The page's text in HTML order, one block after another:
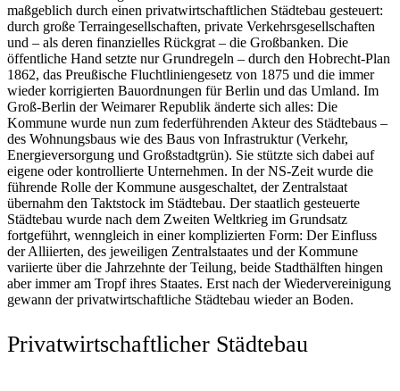
maßgeblich durch einen privatwirtschaftlichen Städtebau gesteuert:
durch große Terraingesellschaften, private Verkehrsgesellschaften
und – als deren finanzielles Rückgrat – die Großbanken. Die
öffentliche Hand setzte nur Grundregeln – durch den Hobrecht-Plan
1862, das Preußische Fluchtliniengesetz von 1875 und die immer
wieder korrigierten Bauordnungen für Berlin und das Umland. Im
Groß-Berlin der Weimarer Republik änderte sich alles: Die
Kommune wurde nun zum federführenden Akteur des Städtebaus –
des Wohnungsbaus wie des Baus von Infrastruktur (Verkehr,
Energieversorgung und Großstadtgrün). Sie stützte sich dabei auf
eigene oder kontrollierte Unternehmen. In der NS-Zeit wurde die
führende Rolle der Kommune ausgeschaltet, der Zentralstaat
übernahm den Taktstock im Städtebau. Der staatlich gesteuerte
Städtebau wurde nach dem Zweiten Weltkrieg im Grundsatz
fortgeführt, wenngleich in einer komplizierten Form: Der Einfluss
der Alliierten, des jeweiligen Zentralstaates und der Kommune
variierte über die Jahrzehnte der Teilung, beide Stadthälften hingen
aber immer am Tropf ihres Staates. Erst nach der Wiedervereinigung
gewann der privatwirtschaftliche Städtebau wieder an Boden.
Privatwirtschaftlicher Städtebau